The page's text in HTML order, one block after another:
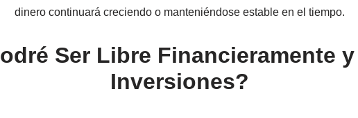
dinero continuará creciendo o manteniéndose estable en el tiempo.
Ser Libre Financieramente
Inversiones?